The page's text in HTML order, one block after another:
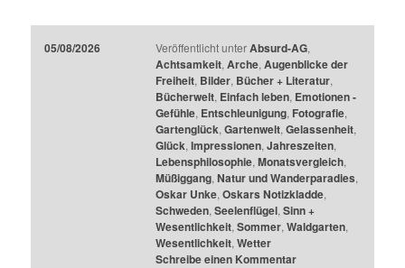
05/08/2026 Veröffentlicht unter Absurd-AG,
Achtsamkeit, Arche, Augenblicke der
Freiheit, Bilder, Bücher + Literatur,
Bücherwelt, Einfach leben, Emotionen -
Gefühle, Entschleunigung, Fotografie,
Gartenglück, Gartenwelt, Gelassenheit,
Glück, Impressionen, Jahreszeiten,
Lebensphilosophie, Monatsvergleich,
Müßiggang, Natur und Wanderparadies,
Oskar Unke, Oskars Notizkladde,
Schweden, Seelenflügel, Sinn +
Wesentlichkeit, Sommer, Waldgarten,
Wesentlichkeit, Wetter
Schreibe einen Kommentar